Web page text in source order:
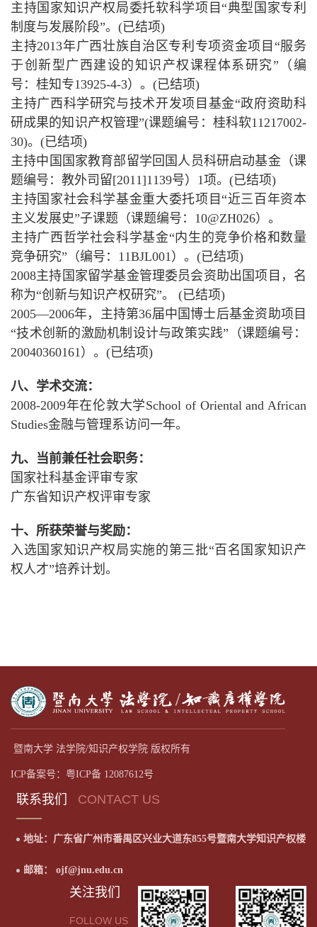
主持国家知识产权局委托软科学项目“典型国家专利
制度与发展阶段”。(已结项)
主持2013年广西壮族自治区专利专项资金项目“服务
于创新型广西建设的知识产权课程体系研究”（编
号：桂知专13925-4-3）。(已结项)
主持广西科学研究与技术开发项目基金“政府资助科
研成果的知识产权管理”(课题编号：桂科软11217002-
30)。(已结项)
主持中国国家教育部留学回国人员科研启动基金（课
题编号：教外司留[2011]1139号）1项。(已结项)
主持国家社会科学基金重大委托项目“近三百年资本
主义发展史”子课题（课题编号：10@ZH026）。
主持广西哲学社会科学基金“内生的竞争价格和数量
竞争研究”（编号：11BJL001）。(已结项)
2008主持国家留学基金管理委员会资助出国项目，名
称为“创新与知识产权研究”。 (已结项)
2005—2006年，主持第36届中国博士后基金资助项目
“技术创新的激励机制设计与政策实践”（课题编号：
20040360161）。(已结项)
八、学术交流：
2008-2009年在伦敦大学School of Oriental and African
Studies金融与管理系访问一年。
九、当前兼任社会职务：
国家社科基金评审专家
广东省知识产权评审专家
十、所获荣誉与奖励：
入选国家知识产权局实施的第三批“百名国家知识产
权人才”培养计划。
暨南大学 法学院/知识产权学院 版权所有
ICP备案号：粤ICP备 12087612号
联系我们 CONTACT US
地址：广东省广州市番禺区兴业大道东855号暨南大学知识产权楼
邮箱： ojf@jnu.edu.cn
关注我们
FOLLOW US